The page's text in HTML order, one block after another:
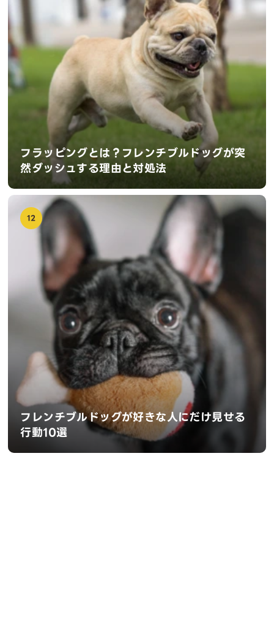
フラッピングとは？フレンチブルドッグが突
然ダッシュする理由と対処法
12
フレンチブルドッグが好きな人にだけ見せる
行動10選